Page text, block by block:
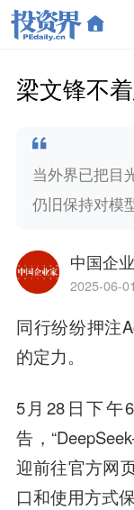
梁文锋不
当外界已把目
仍旧保持对模
中国企
2025-06-
同行纷纷押注
的定力。
5月28日下午
告，
迎前往官方网
口和使用方式